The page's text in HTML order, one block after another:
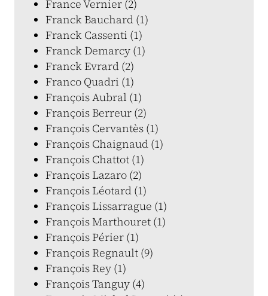
France Vernier (2)
Franck Bauchard (1)
Franck Cassenti (1)
Franck Demarcy (1)
Franck Evrard (2)
Franco Quadri (1)
François Aubral (1)
François Berreur (2)
François Cervantès (1)
François Chaignaud (1)
François Chattot (1)
François Lazaro (2)
François Léotard (1)
François Lissarrague (1)
François Marthouret (1)
François Périer (1)
François Regnault (9)
François Rey (1)
François Tanguy (4)